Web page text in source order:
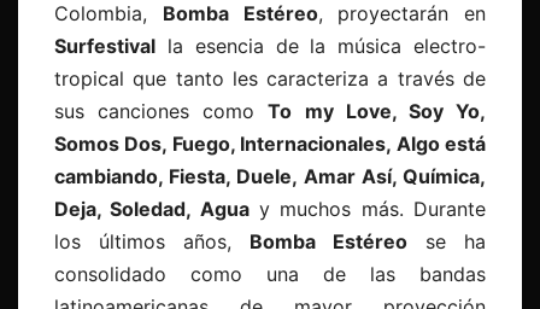
Colombia, Bomba Estéreo, proyectarán en
Surfestival la esencia de la música electro-
tropical que tanto les caracteriza a través de
sus canciones comoTo my Love, Soy Yo,
Somos Dos, Fuego, Internacionales, Algo está
cambiando, Fiesta, Duele, Amar Así, Química,
Deja, Soledad, Aguay muchos más. Durante
los últimos años, Bomba Estéreo se ha
consolidado como una de las bandas